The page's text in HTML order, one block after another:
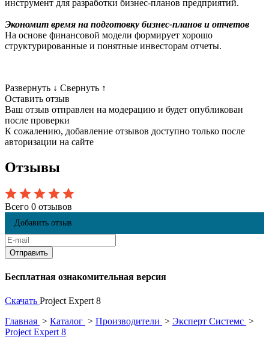
инструмент для разработки бизнес-планов предприятий.
Экономит время на подготовку бизнес-планов и отчетов
На основе финансовой модели формирует хорошо
структурированные и понятные инвесторам отчеты.
Развернуть ↓ Свернуть ↑
Оставить отзыв
Ваш отзыв отправлен на модерацию и будет опубликован
после проверки
К сожалению, добавление отзывов доступно только после
авторизации на сайте
Отзывы
Всего 0 отзывов
Добавить отзыв
Бесплатная ознакомительная версия
Скачать Project Expert 8
Главная > Каталог > Производители > Эксперт Системс >
Project Expert 8